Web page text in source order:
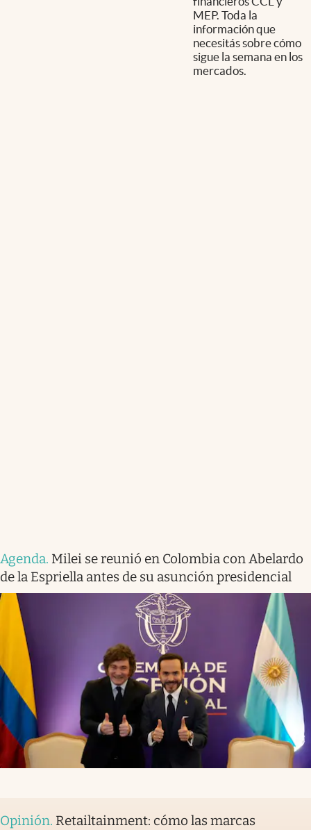
MEP. Toda la
información que
necesitás sobre cómo
sigue la semana en los
mercados.
Agenda. Milei se reunió en Colombia con Abelardo
de la Espriella antes de su asunción presidencial
Opinión. Retailtainment: cómo las marcas